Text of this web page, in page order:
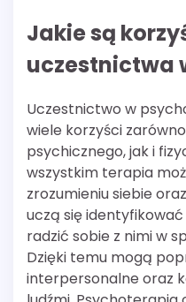
Jakie są
uczestnictwa
Uczestnictwo w
wiele korzyści
psychicznego, jak i
wszystkim terapia
zrozumieniu siebie
uczą się
radzić sobie z nimi w
Dzięki temu mogą
interpersonalne oraz